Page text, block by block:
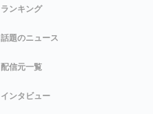
ランキング
話題のニュース
配信元一覧
インタビュー